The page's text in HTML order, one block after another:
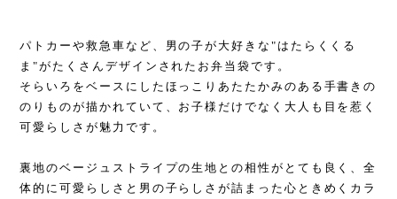
パトカーや救急車など、男の子が大好きな"はたらくくる
ま"がたくさんデザインされたお弁当袋です。
そらいろをベースにしたほっこりあたたかみのある手書きの
のりものが描かれていて、お子様だけでなく大人も目を惹く
可愛らしさが魅力です。
裏地のベージュストライプの生地との相性がとても良く、全
体的に可愛らしさと男の子らしさが詰まった心ときめくカラ